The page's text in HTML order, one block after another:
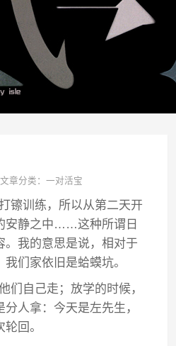
文章分类：一对活宝
镲训练，所以从第二天开
安静之中……这种所谓日
。我的意思是说，相对于
们家依旧是蛤蟆坑。
们自己走；放学的时候，
人拿：今天是左先生，
回。